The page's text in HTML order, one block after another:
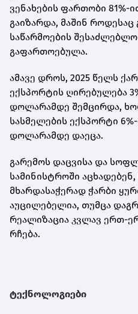
ვენახების ფართობი 81%-
გაიზარდა, მაშინ როდესაც
საწარმოების
გაფართოებულა.
ამავე დროს, 2025 წელს
ექსპორტის ღირებულება
დოლარამდე შემცირდა,
სასმელების ექსპორტი
დოლარამდე დაეცა.
გარემოს დაცვისა და
სამინისტროში
მხარდასაჭერად ჭარბი
აუცილებელია, თუმცა
რეალიზაცია კვლავ ერთ-
რჩება.
ტექნოლოგიები